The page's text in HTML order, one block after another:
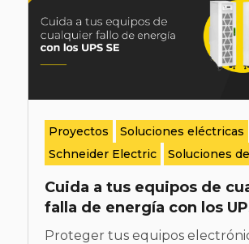
Proyectos
Soluciones eléctricas
Schneider Electric
Soluciones
Cuida a tus equipos de
falla de energía con los
Proteger tus equipos